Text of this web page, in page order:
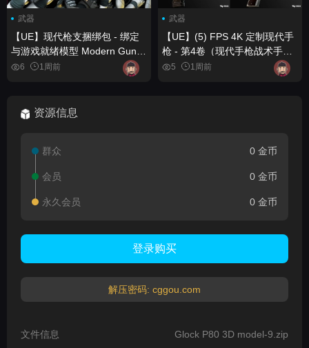
武器
【UE】现代枪支捆绑包 - 绑定
与游戏就绪模型 Modern Guns
Bundle - Rigged & Game
6 1周前
武器
【UE】(5) FPS 4K 定制现代手
枪 - 第4卷（现代手枪战术手
枪） (5) FPS 4K Custom
Modern Handguns - VOL.4 (
5 1周前
资源信息
群众 0 金币
会员 0 金币
永久会员 0 金币
登录购买
解压密码: cggou.com
文件信息 Glock P80 3D model-9.zip